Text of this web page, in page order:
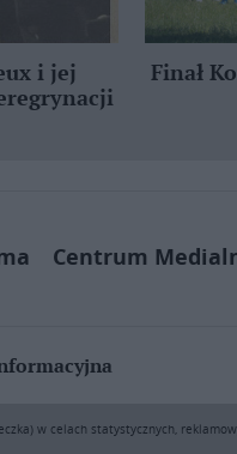
i jej
Finał
Centrum
lub jej sprzedaż (także
w celach statystycznych,